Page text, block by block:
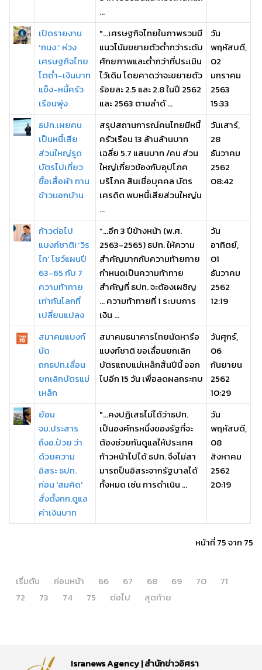
...
เปิดรายงาน
‘กนง.’ ห่วง
เศรษฐกิจไทย
โตต่ำ-เงินบาท
แข็ง-หนี้ครัว
เรือนพุ่ง
"...เศรษฐกิจไทยในภาพรวมมี
แนวโน้มขยายตัวต่ำกว่าระดับ
ศักยภาพและต่ำกว่าที่ประเมิน
ไว้เดิม โดยคาดว่าจะขยายตัว
ร้อยละ 2.5 และ 2.8 ในปี 2562
และ 2563 ตามลำดั ...
วัน
พฤหัสบดี,
02
มกราคม
2563
15:33
ธปท.เผยคน
เป็นหนี้เสีย
ส่วนใหญ่รูด
บัตรไปเที่ยว
ซื้อเสื้อผ้า ทาน
ข้าวนอกบ้าน
สรุปสถานการณ์คนไทยมีหนี้
ครัวเรือน 13 ล้านล้านบาท
เฉลี่ย 5.7 แสนบาท /คน ส่วน
ใหญ่เกี่ยวข้องกับอุปโภค
บริโภค สินเชื่อบุคคล บัตร
เครดิต พบหนี้เสียส่วนใหญ่น
...
วันเสาร์,
28
ธันวาคม
2562
08:42
ก้าวต่อไป
แบงก์ชาติ! ‘วิร
ไท’ โชว์แผนปี
63-65 กับ 7
ความท้าทาย
เท่าทันโลกที่
เปลี่ยนแปลง
“...อีก 3 ปีข้างหน้า (พ.ศ.
2563-2565) ธปท. ให้ความ
สำคัญมากกับความท้ายทาย
กำหนดเป็นความท้าทาย
สำคัญที่ ธปท. จะต้องเผชิญ
... ความท้าทายที่ 1 ระบบการ
เงิน ...
วัน
อาทิตย์,
01
ธันวาคม
2562
12:19
สมาคมแบงก์
นัด
ถกธปท.เลื่อน
ยกเลิกบัตรแม่
เหล็ก
สมาคมธนาคารไทยนัดหารือ
แบงก์ชาติ ขอเลื่อนยกเลิก
บัตรแถบแม่เหล็กสิ้นปีนี้ ออก
ไปอีก 15 วัน เพื่อลดผลกระทบ
วันศุกร์,
06
กันยายน
2562
10:29
ย้อน
จม.ประสาร
ถึงอ.ป๋วย ว่า
ด้วยความ
อิสระ ธปท.
ก่อน 'สมคิด'
สั่งตั้งกก.ดูแล
ค่าเงินบาท
"...คงปฏิเสธไม่ได้ว่าธปท.
เป็นองค์กรหนึ่งของรัฐที่จะ
ต้องช่วยกันดูแลให้ประเทศ
ก้าวหน้าไปได้ ธปท. จึงไม่สา
มารถป็นอิสระจากรัฐบาลได้
ทั้งหมด เช่น การดำเนิน ...
วัน
พฤหัสบดี,
08
สิงหาคม
2562
20:19
หน้าที่ 75 จาก 75
เริ่มต้น ก่อนหน้า 66 67 68 69 70
71
72
73 74 75 ต่อไป สุดท้าย
Isranews Agency | สำนักข่าวอิศรา